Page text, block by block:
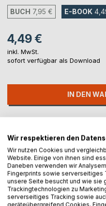
BUCH 7,95 € E-BOOK
4,49 €
inkl. MwSt.
sofort verfügbar als Download
IN DEN
Titel bewerten
Wir respektieren den
Wir nutzen Cookies und
Website. Einige von ihnen sind
Daneben verwenden wir
Fingerprints sowie serverseitiges
unsere Seite besucht und wie sie
Trackingtechnologien zu
serverseitiges Tracking sowie
geräteübergreifend Cookies,